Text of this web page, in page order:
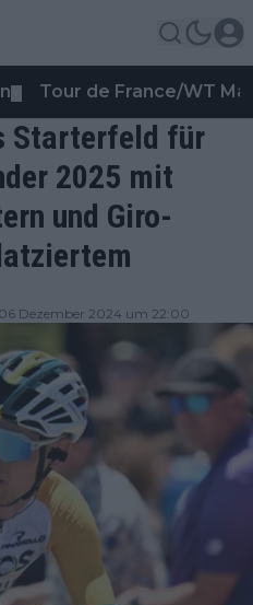
Tour de France/WT
Starterfeld für
2025 mit
und Giro-
Dezember 2024 um 22:00